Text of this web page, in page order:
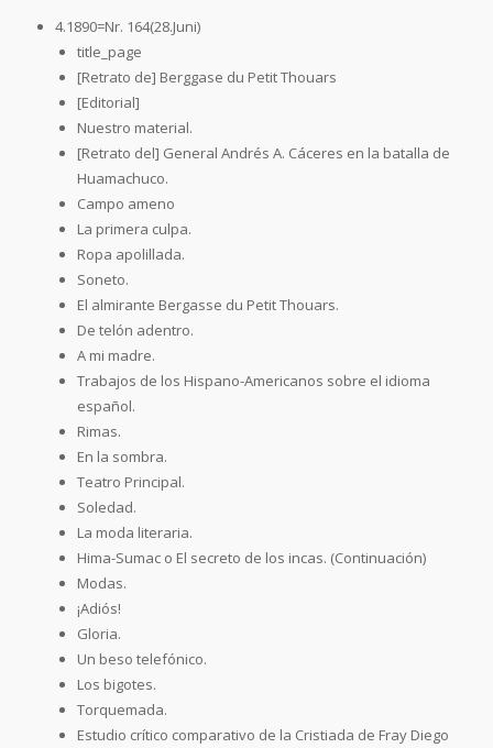
4.1890=Nr. 164(28.Juni)
title_page
[Retrato de] Berggase du Petit Thouars
[Editorial]
Nuestro material.
[Retrato del] General Andrés A. Cáceres en la batalla de
Huamachuco.
Campo ameno
La primera culpa.
Ropa apolillada.
Soneto.
El almirante Bergasse du Petit Thouars.
De telón adentro.
A mi madre.
Trabajos de los Hispano-Americanos sobre el idioma
español.
Rimas.
En la sombra.
Teatro Principal.
Soledad.
La moda literaria.
Hima-Sumac o El secreto de los incas. (Continuación)
Modas.
¡Adiós!
Gloria.
Un beso telefónico.
Los bigotes.
Torquemada.
Estudio crítico comparativo de la Cristiada de Fray Diego